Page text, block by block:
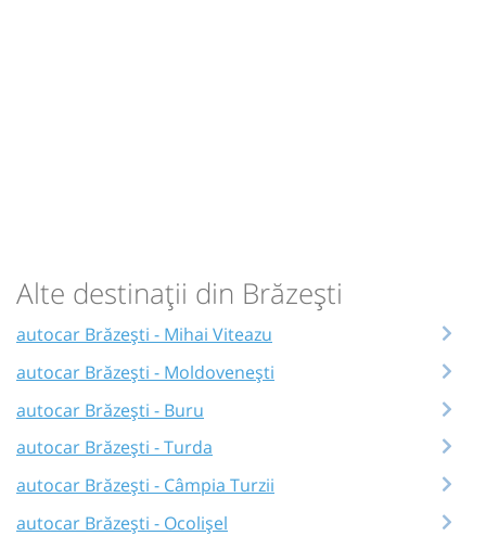
Alte destinații din Brăzești
autocar Brăzești - Mihai Viteazu
autocar Brăzești - Moldovenești
autocar Brăzești - Buru
autocar Brăzești - Turda
autocar Brăzești - Câmpia Turzii
autocar Brăzești - Ocolișel